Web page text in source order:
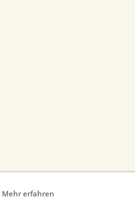
Mehr erfahren